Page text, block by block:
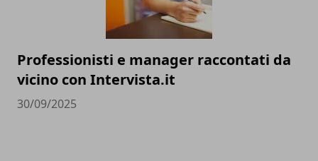
Professionisti e manager raccontati da
vicino con Intervista.it
30/09/2025